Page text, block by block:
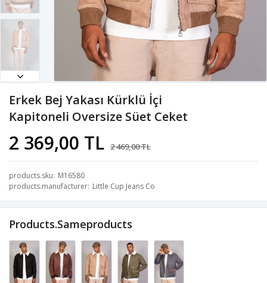
Erkek Bej Yakası Kürklü İçi
Kapitoneli Oversize Süet Ceket
2 369,00 TL 2 469,00 TL
products.sku M16580
products.manufacturer Little Cup Jeans Co
Products.sameproducts